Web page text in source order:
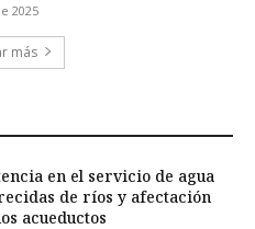
2025
más
en el servicio de agua
de ríos y afectación
acueductos